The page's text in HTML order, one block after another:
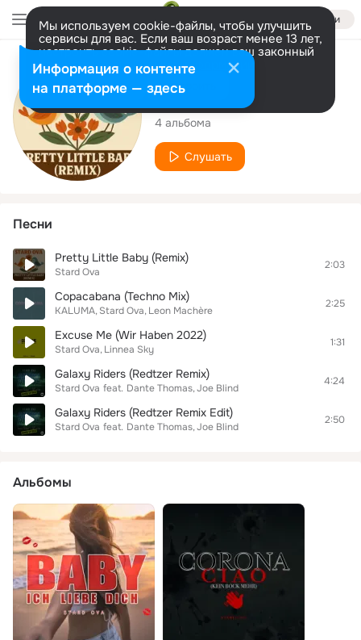
Войти
Мы используем cookie-файлы, чтобы улучшить
сервисы для вас. Если ваш возраст менее 13 лет,
настроить cookie-файлы должен ваш законный
представитель. Больше информации
Разрешить все Настроить
Исполнитель
Stard Ova
4 альбома
Слушать
Песни
Pretty Little Baby (Remix)
Stard Ova
2:03
Copacabana (Techno Mix)
KALUMA Stard Ova Leon Machère
2:25
Excuse Me (Wir Haben 2022)
Stard Ova Linnea Sky
1:31
Galaxy Riders (Redtzer Remix)
Stard Ova feat. Dante Thomas Joe Blind
4:24
Galaxy Riders (Redtzer Remix Edit)
Stard Ova feat. Dante Thomas Joe Blind
2:50
Альбомы
Информация о контенте
на платформе — здесь